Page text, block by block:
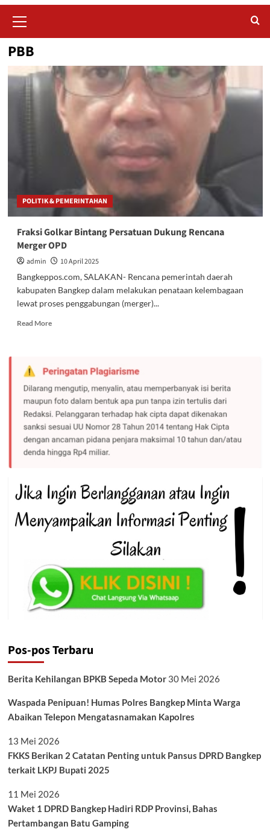
Menu
PBB
POLITIK & PEMERINTAHAN
Fraksi Golkar Bintang Persatuan Dukung Rencana
Merger OPD
admin
10 April 2025
Bangkeppos.com, SALAKAN- Rencana pemerintah daerah
kabupaten Bangkep dalam melakukan penataan kelembagaan
lewat proses penggabungan (merger)...
Read MoreRead
Golkar
Bintang
Persatuan
Dukung
Rencana
Merger
OPD
Pos-pos Terbaru
Berita Kehilangan BPKB Sepeda Motor 30 Mei 2026
Waspada Penipuan! Humas Polres Bangkep Minta Warga
Abaikan Telepon Mengatasnamakan Kapolres
13 Mei 2026
FKKS Berikan 2 Catatan Penting untuk Pansus DPRD Bangkep
terkait LKPJ Bupati 2025
11 Mei 2026
Waket 1 DPRD Bangkep Hadiri RDP Provinsi, Bahas
Pertambangan Batu Gamping